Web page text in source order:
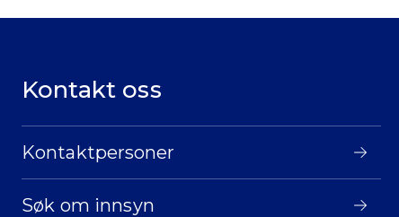
Kontakt oss
Kontaktpersoner
Søk om innsyn